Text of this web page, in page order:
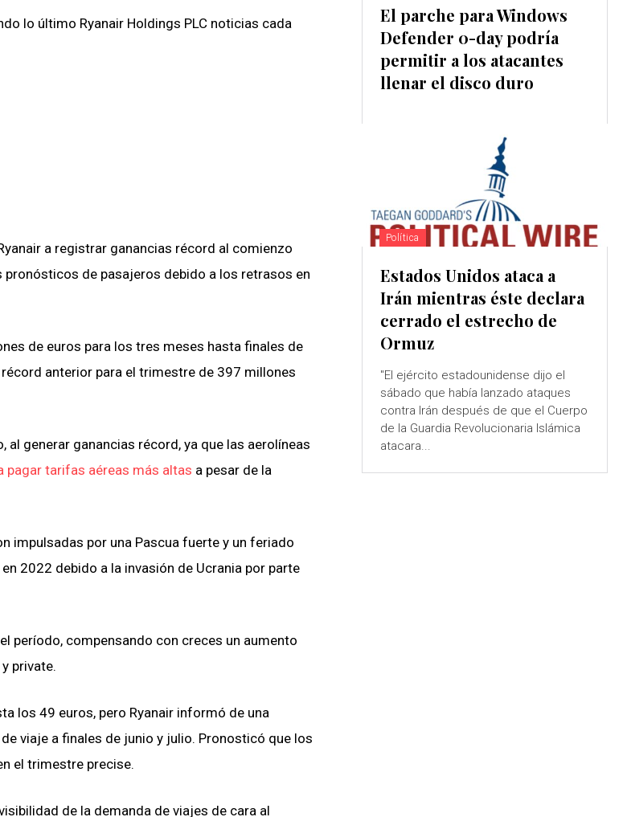
lo último Ryanair Holdings PLC noticias cada
a registrar ganancias récord al comienzo
de pasajeros debido a los retrasos en
de euros para los tres meses hasta finales de
anterior para el trimestre de 397 millones
generar ganancias récord, ya que las aerolíneas
pagar tarifas aéreas más altas a pesar de la
impulsadas por una Pascua fuerte y un feriado
2022 debido a la invasión de Ucrania por parte
período, compensando con creces un aumento
private.
los 49 euros, pero Ryanair informó de una
viaje a finales de junio y julio. Pronosticó que los
el trimestre precise.
de la demanda de viajes de cara al
El parche para Windows
Defender 0-day podría
permitir a los atacantes
llenar el disco duro
Política
Estados Unidos ataca a
Irán mientras éste declara
cerrado el estrecho de
Ormuz
"El ejército estadounidense dijo el
sábado que había lanzado ataques
contra Irán después de que el Cuerpo
de la Guardia Revolucionaria Islámica
atacara...